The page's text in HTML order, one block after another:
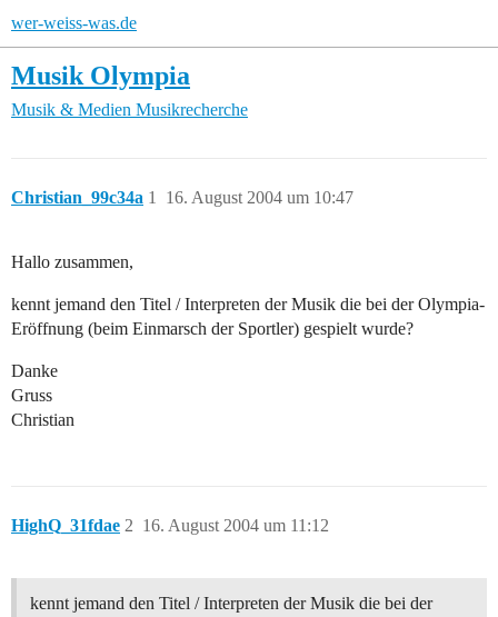
wer-weiss-was.de
Musik Olympia
Musik & Medien Musikrecherche
Christian_99c34a 16. August 2004 um 10:47
1
Hallo zusammen,
kennt jemand den Titel / Interpreten der Musik die bei der Olympia-
Eröffnung (beim Einmarsch der Sportler) gespielt wurde?
Danke
Gruss
Christian
HighQ_31fdae 16. August 2004 um 11:12
2
kennt jemand den Titel / Interpreten der Musik die bei der